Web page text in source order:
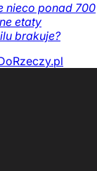
nieco ponad 700
etaty
brakuje?